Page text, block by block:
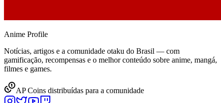
Anime Profile
Notícias, artigos e a comunidade otaku do Brasil — com
gamificação, recompensas e o melhor conteúdo sobre anime, mangá,
filmes e games.
AP Coins distribuídas para a comunidade